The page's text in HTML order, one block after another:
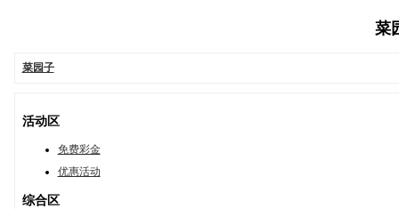
菜
菜园子
活动区
免费彩金
优惠活动
综合区